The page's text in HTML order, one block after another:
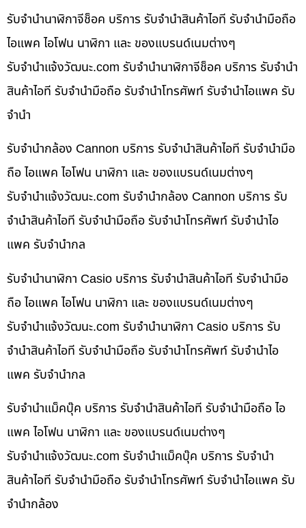
รับจำนำนาฬิกาจีช็อค บริการ รับจำนำสินค้าไอที รับจำนำมือถือ
ไอแพค ไอโฟน นาฬิกา และ ของแบรนด์เนมต่างๆ
รับจํานําแจ้งวัฒนะ.com รับจำนำนาฬิกาจีช็อค บริการ รับจำนำ
สินค้าไอที รับจำนำมือถือ รับจำนำโทรศัพท์ รับจำนำไอแพค รับ
จำนำ
รับจำนำกล้อง Cannon บริการ รับจำนำสินค้าไอที รับจำนำมือ
ถือ ไอแพค ไอโฟน นาฬิกา และ ของแบรนด์เนมต่างๆ
รับจํานําแจ้งวัฒนะ.com รับจำนำกล้อง Cannon บริการ รับ
จำนำสินค้าไอที รับจำนำมือถือ รับจำนำโทรศัพท์ รับจำนำไอ
แพค รับจำนำกล
รับจำนำนาฬิกา Casio บริการ รับจำนำสินค้าไอที รับจำนำมือ
ถือ ไอแพค ไอโฟน นาฬิกา และ ของแบรนด์เนมต่างๆ
รับจํานําแจ้งวัฒนะ.com รับจำนำนาฬิกา Casio บริการ รับ
จำนำสินค้าไอที รับจำนำมือถือ รับจำนำโทรศัพท์ รับจำนำไอ
แพค รับจำนำกล
รับจำนำแม็คบุ๊ค บริการ รับจำนำสินค้าไอที รับจำนำมือถือ ไอ
แพค ไอโฟน นาฬิกา และ ของแบรนด์เนมต่างๆ
รับจํานําแจ้งวัฒนะ.com รับจำนำแม็คบุ๊ค บริการ รับจำนำ
สินค้าไอที รับจำนำมือถือ รับจำนำโทรศัพท์ รับจำนำไอแพค รับ
จำนำกล้อง